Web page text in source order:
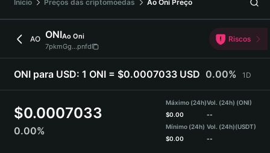
Deutsch
繁體中文
Português (Portugal)
Bahasa Indonesia
ภาษาไทย
Español
Início Preços das criptomoedas Ao Oni Preço
AO ONIAo Oni
7pkmGg...pnfd
Riscos
ONI para USD: 1 ONI = $0.0007033 USD 0.00% 1D
$0.0007033
0.00%
Máximo (24h)
$0.00
Mínimo (24h)
$0.00
Vol. (24h) (ONI)
--
Vol. (24h)(USDT)
--